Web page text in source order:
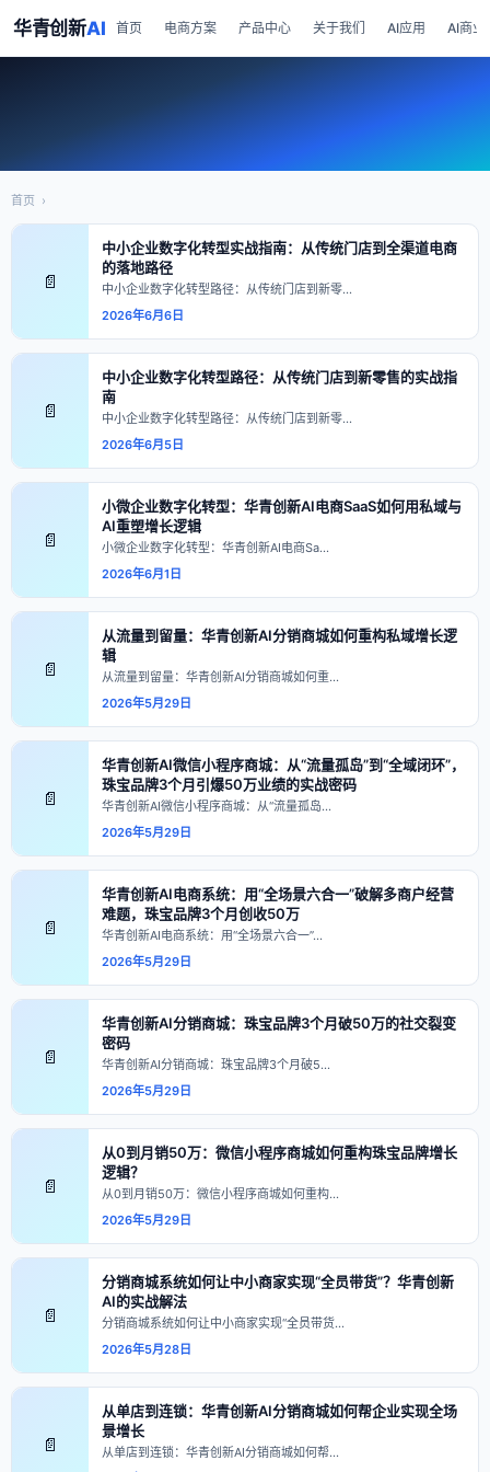
华青创新AI 首页 电商方案 产品中心 关于我们 AI应用 AI商业
首页 ›
📄
中小企业数字化转型实战指南：从传统门店到全渠道电商
的落地路径
中小企业数字化转型路径：从传统门店到新零…
2026年6月6日
📄
中小企业数字化转型路径：从传统门店到新零售的实战指
南
中小企业数字化转型路径：从传统门店到新零…
2026年6月5日
📄
小微企业数字化转型：华青创新AI电商SaaS如何用私域与
AI重塑增长逻辑
小微企业数字化转型：华青创新AI电商Sa…
2026年6月1日
📄
从流量到留量：华青创新AI分销商城如何重构私域增长逻
辑
从流量到留量：华青创新AI分销商城如何重…
2026年5月29日
📄
华青创新AI微信小程序商城：从“流量孤岛”到“全域闭环”，
珠宝品牌3个月引爆50万业绩的实战密码
华青创新AI微信小程序商城：从“流量孤岛…
2026年5月29日
📄
华青创新AI电商系统：用“全场景六合一”破解多商户经营
难题，珠宝品牌3个月创收50万
华青创新AI电商系统：用“全场景六合一”…
2026年5月29日
📄
华青创新AI分销商城：珠宝品牌3个月破50万的社交裂变
密码
华青创新AI分销商城：珠宝品牌3个月破5…
2026年5月29日
📄
从0到月销50万：微信小程序商城如何重构珠宝品牌增长
逻辑？
从0到月销50万：微信小程序商城如何重构…
2026年5月29日
📄
分销商城系统如何让中小商家实现“全员带货”？华青创新
AI的实战解法
分销商城系统如何让中小商家实现“全员带货…
2026年5月28日
📄
从单店到连锁：华青创新AI分销商城如何帮企业实现全场
景增长
从单店到连锁：华青创新AI分销商城如何帮…